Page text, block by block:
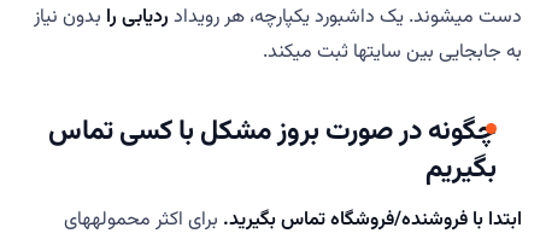
دست میشوند. یک داشبورد یکپارچه، هر رویداد ردیابی را بدون نیاز
به جابجایی بین سایتها ثبت میکند.
چگونه در صورت بروز مشکل با کسی تماس
بگیریم
ابتدا با فروشنده/فروشگاه تماس بگیرید. برای اکثر محمولههای